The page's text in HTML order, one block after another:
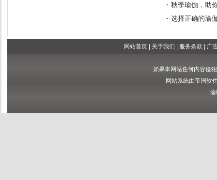
秋季瑜伽，助
选择正确的瑜
网站首页| 关于我们 服务条款 广
如果本网站任何内容侵
网站系统由帝国软